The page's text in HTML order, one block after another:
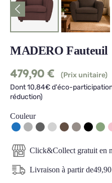
MADERO Fauteuil
479,90 €
(Prix unitaire)
Dont 10,84€ d'éco-
réduction)
Couleur
Click&Collect gratuit en
Livraison à partir de49,90